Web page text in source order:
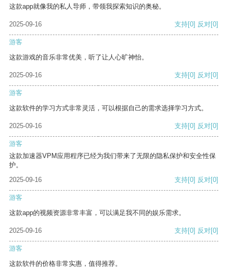
这款app就像我的私人导师，带领我探索知识的奥秘。
2025-09-16 支持[0] 反对[0]
游客
这款游戏的音乐非常优美，听了让人心旷神怡。
2025-09-16 支持[0] 反对[0]
游客
这款软件的学习方式非常灵活，可以根据自己的需求选择学习方式。
2025-09-16 支持[0] 反对[0]
游客
这款加速器VPM应用程序已经为我们带来了无限的隐私保护和安全性保
护。
2025-09-16
支持[0] 反对[0]
游客
这款app的视频资源非常丰富，可以满足我不同的娱乐需求。
2025-09-16 支持[0] 反对[0]
游客
这款软件的价格非常实惠，值得推荐。